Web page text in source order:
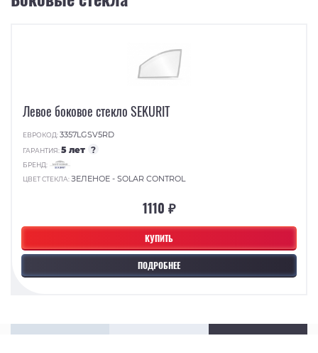
КУПИТЬ
ПОДРОБНЕЕ
Левое боковое стекло SEKURIT
ЕВРОКОД:3357LGSV5RD
ГАРАНТИЯ:5 лет ?
БРЕНД:
ЦВЕТ СТЕКЛА:ЗЕЛЕНОЕ - SOLAR CONTROL
1110 ₽